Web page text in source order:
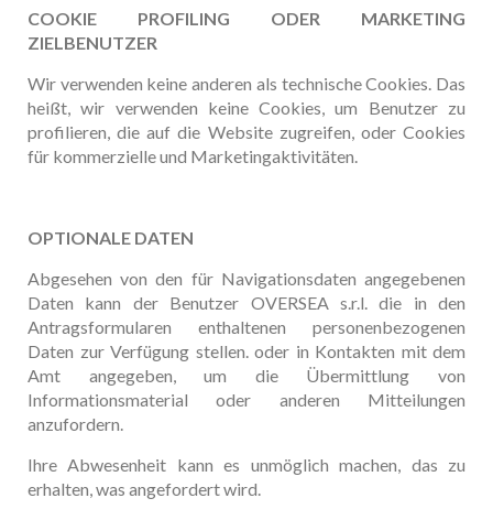
COOKIE PROFILING ODER MARKETING
ZIELBENUTZER
Wir verwenden keine anderen als technische Cookies. Das
heißt, wir verwenden keine Cookies, um Benutzer zu
profilieren, die auf die Website zugreifen, oder Cookies
für kommerzielle und Marketingaktivitäten.
OPTIONALE DATEN
Abgesehen von den für Navigationsdaten angegebenen
Daten kann der Benutzer OVERSEA s.r.l. die in den
Antragsformularen enthaltenen personenbezogenen
Daten zur Verfügung stellen. oder in Kontakten mit dem
Amt angegeben, um die Übermittlung von
Informationsmaterial oder anderen Mitteilungen
anzufordern.
Ihre Abwesenheit kann es unmöglich machen, das zu
erhalten, was angefordert wird.